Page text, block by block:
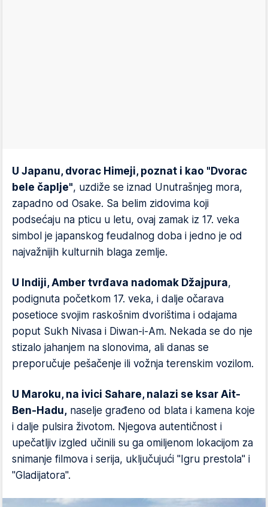
U Japanu, dvorac Himeji, poznat i kao "Dvorac
bele čaplje", uzdiže se iznad Unutrašnjeg mora,
zapadno od Osake. Sa belim zidovima koji
podsećaju na pticu u letu, ovaj zamak iz 17. veka
simbol je japanskog feudalnog doba i jedno je od
najvažnijih kulturnih blaga zemlje.
U Indiji, Amber tvrđava nadomak Džajpura,
podignuta početkom 17. veka, i dalje očarava
posetioce svojim raskošnim dvorištima i odajama
poput Sukh Nivasa i Diwan-i-Am. Nekada se do nje
stizalo jahanjem na slonovima, ali danas se
preporučuje pešačenje ili vožnja terenskim vozilom.
U Maroku, na ivici Sahare, nalazi se ksar Ait-
Ben-Hadu, naselje građeno od blata i kamena koje
i dalje pulsira životom. Njegova autentičnost i
upečatljiv izgled učinili su ga omiljenom lokacijom za
snimanje filmova i serija, uključujući "Igru prestola" i
"Gladijatora".